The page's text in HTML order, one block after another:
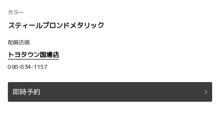
カラー
スティールブロンドメタリック
配備店舗
トヨタウン国場店
098-834-1157
即時予約